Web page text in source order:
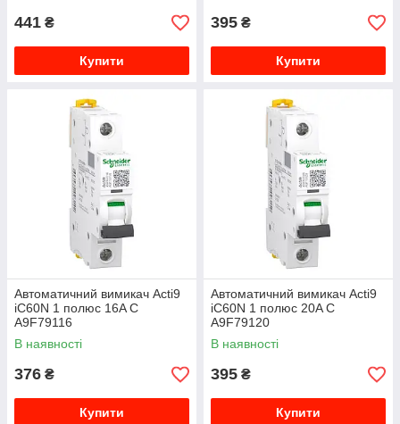
441 ₴
Купити
395 ₴
Купити
Автоматичний вимикач Acti9
iC60N 1 полюс 16A C
A9F79116
В наявності
376 ₴
Купити
Автоматичний вимикач Acti9
iC60N 1 полюс 20A C
A9F79120
В наявності
395 ₴
Купити